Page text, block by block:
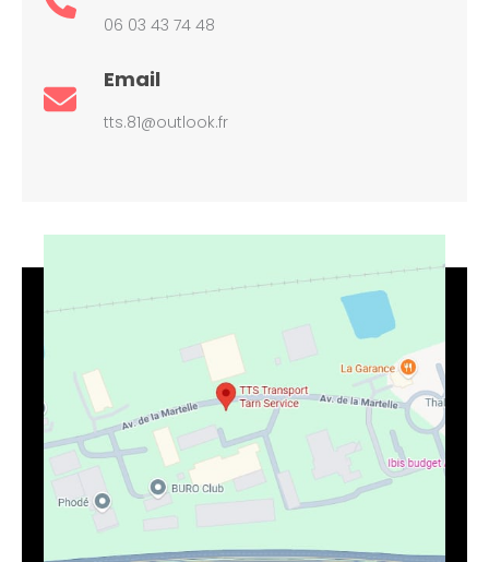
06 03 43 74 48
Email
tts.81@outlook.fr